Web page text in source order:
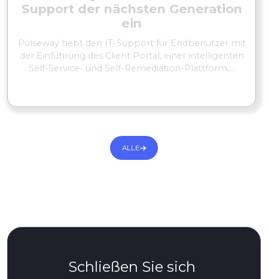
Support der nächsten Generation
ein
Pulseway hebt den IT-Support für Endbenutzer mit
der Einführung des Client Portal, einer intelligenten
Self-Service- und Self-Remediation-Plattform,...
ALLE
Schließen Sie sich